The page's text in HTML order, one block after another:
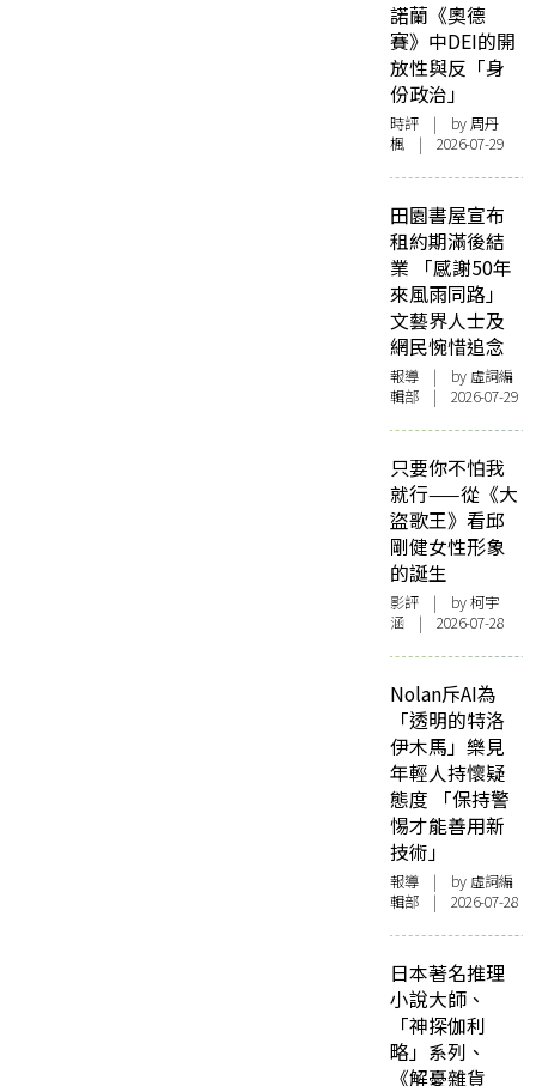
諾蘭《奧德
賽》中DEI的開
放性與反「身
份政治」
時評 | by周丹
楓 | 2026-07-29
田園書屋宣布
租約期滿後結
業 「感謝50年
來風雨同路」
文藝界人士及
網民惋惜追念
報導 | by 虛詞編
輯部 | 2026-07-29
只要你不怕我
就行——從《大
盜歌王》看邱
剛健女性形象
的誕生
影評 | by 柯宇
涵 | 2026-07-28
Nolan斥AI為
「透明的特洛
伊木馬」樂見
年輕人持懷疑
態度 「保持警
惕才能善用新
技術」
報導 | by 虛詞編
輯部 | 2026-07-28
日本著名推理
小說大師、
「神探伽利
略」系列、
《解憂雜貨